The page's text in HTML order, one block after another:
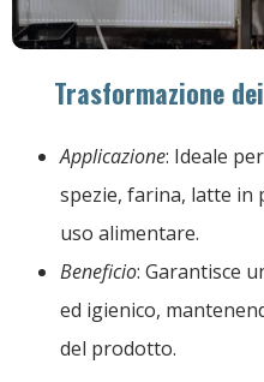
Trasformazione
Applicazione: Ideale
spezie, farina, latte in
uso alimentare.
Beneficio: Garantisce
ed igienico,
del prodotto.